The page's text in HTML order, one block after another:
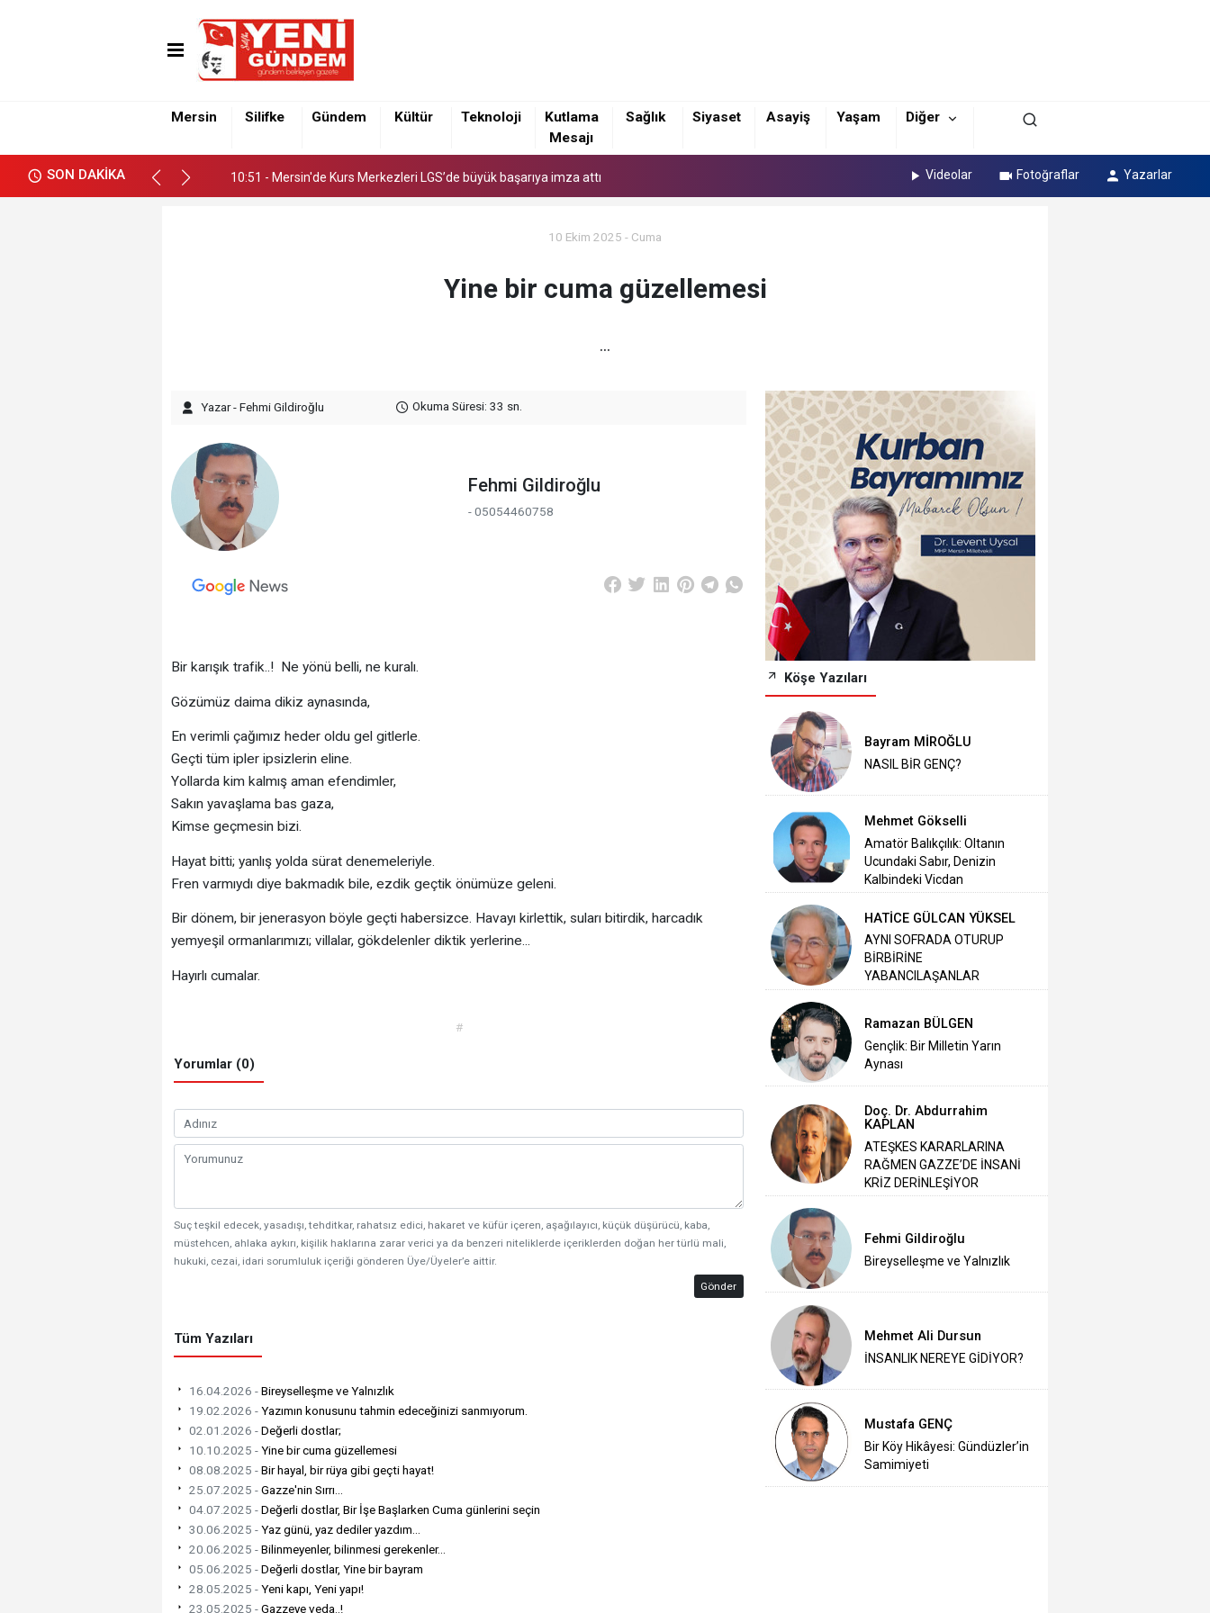
Mersin Silifke Gündem Kültür Teknoloji
Kutlama
Mesajı
Sağlık Siyaset Asayiş Yaşam Diğer
SON DAKİKA
10:51 - Mersin'de Kurs Merkezleri LGS’de büyük başarıya imza attı
10:51 - Mersin'de Kurs Merkezleri LGS’de büyük başarıya imza attı Videolar Fotoğraflar Yazarlar
10 Ekim 2025 - Cuma
Yine bir cuma güzellemesi
...
Yazar - Fehmi Gildiroğlu Okuma Süresi: 33 sn.
Fehmi Gildiroğlu
- 05054460758
Bir karışık trafik..! Ne yönü belli, ne kuralı.
Gözümüz daima dikiz aynasında,
En verimli çağımız heder oldu gel gitlerle.
Geçti tüm ipler ipsizlerin eline.
Yollarda kim kalmış aman efendimler,
Sakın yavaşlama bas gaza,
Kimse geçmesin bizi.
Hayat bitti; yanlış yolda sürat denemeleriyle.
Fren varmıydı diye bakmadık bile, ezdik geçtik önümüze geleni.
Bir dönem, bir jenerasyon böyle geçti habersizce. Havayı kirlettik, suları bitirdik, harcadık
yemyeşil ormanlarımızı; villalar, gökdelenler diktik yerlerine...
Hayırlı cumalar.
#
Yorumlar (0)
Suç teşkil edecek, yasadışı, tehditkar, rahatsız edici, hakaret ve küfür içeren, aşağılayıcı, küçük düşürücü, kaba,
müstehcen, ahlaka aykırı, kişilik haklarına zarar verici ya da benzeri niteliklerde içeriklerden doğan her türlü mali,
hukuki, cezai, idari sorumluluk içeriği gönderen Üye/Üyeler’e aittir.
Gönder
Tüm Yazıları
16.04.2026 -Bireyselleşme ve Yalnızlık
19.02.2026 -Yazımın konusunu tahmin edeceğinizi sanmıyorum.
02.01.2026 -Değerli dostlar;
10.10.2025 -Yine bir cuma güzellemesi
08.08.2025 -Bir hayal, bir rüya gibi geçti hayat!
25.07.2025 -Gazze'nin Sırrı...
04.07.2025 -Değerli dostlar, Bir İşe Başlarken Cuma günlerini seçin
30.06.2025 -Yaz günü, yaz dediler yazdım...
20.06.2025 -Bilinmeyenler, bilinmesi gerekenler...
05.06.2025 -Değerli dostlar, Yine bir bayram
28.05.2025 -Yeni kapı, Yeni yapı!
23.05.2025 -Gazzeye veda..!
Köşe Yazıları
Bayram MİROĞLU
NASIL BİR GENÇ?
Mehmet Gökselli
Amatör Balıkçılık: Oltanın
Ucundaki Sabır, Denizin
Kalbindeki Vicdan
HATİCE GÜLCAN YÜKSEL
AYNI SOFRADA OTURUP
BİRBİRİNE
YABANCILAŞANLAR
Ramazan BÜLGEN
Gençlik: Bir Milletin Yarın
Aynası
Doç. Dr. Abdurrahim
KAPLAN
ATEŞKES KARARLARINA
RAĞMEN GAZZE’DE İNSANİ
KRİZ DERİNLEŞİYOR
Fehmi Gildiroğlu
Bireyselleşme ve Yalnızlık
Mehmet Ali Dursun
İNSANLIK NEREYE GİDİYOR?
Mustafa GENÇ
Bir Köy Hikâyesi: Gündüzler’in
Samimiyeti